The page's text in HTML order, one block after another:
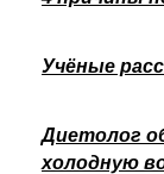
Учёные
Диетолог
холодную